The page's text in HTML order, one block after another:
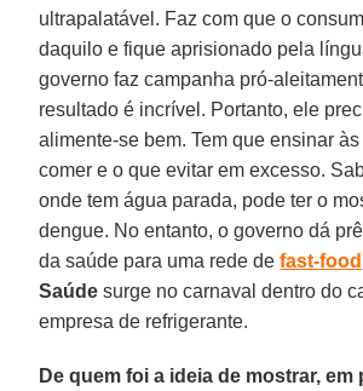
ultrapalatável. Faz com que o
daquilo e fique aprisionado pela
governo faz campanha pró-
resultado é incrível. Portanto, ele
alimente-se bem. Tem que ensinar
comer e o que evitar em excesso.
onde tem água parada, pode ter o
dengue. No entanto, o governo dá
da saúde para uma rede defast-food
Saúde surge no carnaval dentro do
empresa de refrigerante.
De quem foi a ideia de mostrar,